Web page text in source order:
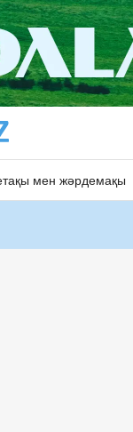
мен жәрдемақы